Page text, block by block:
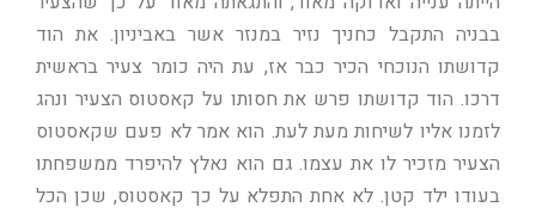
בבניה התקבל כחניך נזיר במנזר אשר באביניון. את הוד
קדושתו הנוכחי הכיר כבר אז, עת היה כומר צעיר בראשית
דרכו. הוד קדושתו פרש את חסותו על קאסטוס הצעיר ונהג
לזמנו אליו לשיחות מעת לעת. הוא אמר לא פעם שקאסטוס
הצעיר מזכיר לו את עצמו. גם הוא נאלץ להיפרד ממשפחתו
בעודו ילד קטן. לא אחת התפלא על כך קאסטוס, שכן הכל